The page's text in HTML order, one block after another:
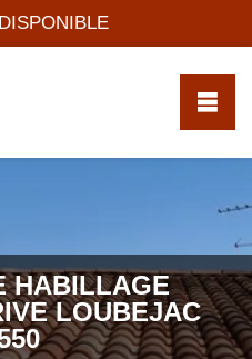
HABILLAGE
LOUBEJAC